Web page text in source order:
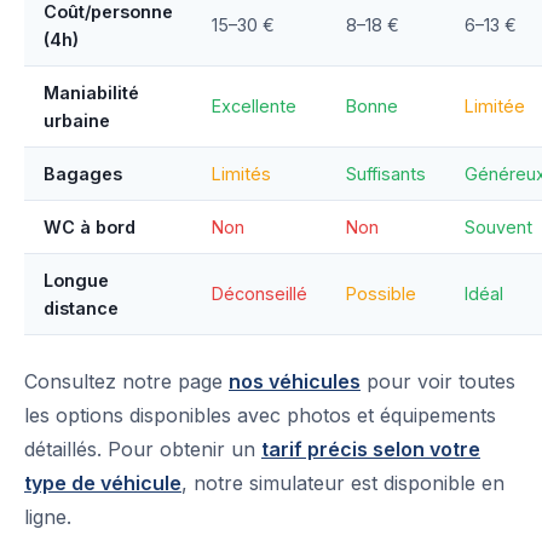
Coût/personne
(4h)
15–30 € 8–18 € 6–13 €
Maniabilité
urbaine
Excellente Bonne Limitée
Bagages Limités Suffisants
WC à bord Non Non Souvent
Longue
distance
Déconseillé Possible Idéal
Consultez notre page nos véhicules pour voir toutes
les options disponibles avec photos et équipements
détaillés. Pour obtenir un tarif précis selon votre
type de véhicule, notre simulateur est disponible en
ligne.